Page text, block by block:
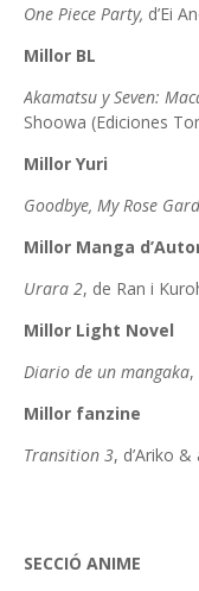
One Piece Party, d’Ei
Millor BL
Akamatsu y Seven:
Shoowa (Ediciones
Millor Yuri
Goodbye, My Rose
Millor Manga
Urara 2, de Ran i
Millor Light Novel
Diario de un mangaka,
Millor fanzine
Transition 3, d’Ariko
SECCIÓ ANIME